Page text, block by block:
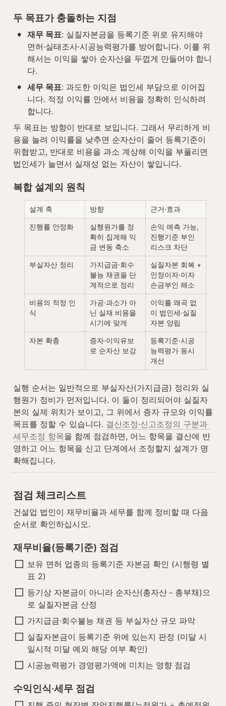
두 목표가 충돌하는 지점
• 재무 목표: 실질자본금을 등록기준 위로 유지해야
면허·실태조사·시공능력평가를 방어합니다. 이를 위
해서는 이익을 쌓아 순자산을 두껍게 만들어야 합니
다.
• 세무 목표: 과도한 이익은 법인세 부담으로 이어집
니다. 적정 이익률 안에서 비용을 정확히 인식하려
합니다.
두 목표는 방향이 반대로 보입니다. 그래서 무리하게 비
용을 늘려 이익률을 낮추면 순자산이 줄어 등록기준이
위협받고, 반대로 비용을 과소 계상해 이익을 부풀리면
법인세가 늘면서 실재성 없는 자산이 쌓입니다.
복합 설계의 원칙
설계 축 방향 근거·효과
진행률 안정화
실행원가를 정
확히 집계해 익
금 변동 축소
손익 예측 가능,
진행기준 부인
리스크 차단
부실자산 정리
가지급금·회수
불능 채권을 단
계적으로 정리
실질자본 회복 +
인정이자·이자
손금부인 해소
비용의 적정 인
식
가공·과소가 아
닌 실재 비용을
시기에 맞게
이익률 왜곡 없
이 법인세·실질
자본 양립
자본 확충
증자·이익유보
로 순자산 보강
등록기준·시공
능력평가 동시
개선
실행 순서는 일반적으로 부실자산(가지급금) 정리와 실
행원가 정비가 먼저입니다. 이 둘이 정리되어야 실질자
본의 실제 위치가 보이고, 그 위에서 증자 규모와 이익률
목표를 정할 수 있습니다. 결산조정·신고조정의 구분과
세무조정 항목을 함께 점검하면, 어느 항목을 결산에 반
영하고 어느 항목을 신고 단계에서 조정할지 설계가 명
확해집니다.
점검 체크리스트
건설업 법인이 재무비율과 세무를 함께 정비할 때 다음
순서로 확인하십시오.
재무비율(등록기준) 점검
보유 면허 업종의 등록기준 자본금 확인 (시행령 별
표 2)
등기상 자본금이 아니라 순자산(총자산－총부채)으
로 실질자본금 산정
가지급금·회수불능 채권 등 부실자산 규모 파악
실질자본금이 등록기준 위에 있는지 판정 (미달 시
일시적 미달 예외 해당 여부 확인)
시공능력평가 경영평가액에 미치는 영향 점검
수익인식·세무 점검